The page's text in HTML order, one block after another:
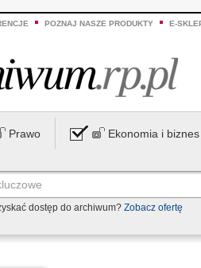
POZNAJ NASZE PRODUKTY E-
Prawo Ekonomia i biznes
dostęp do archiwum? Zobacz ofertę